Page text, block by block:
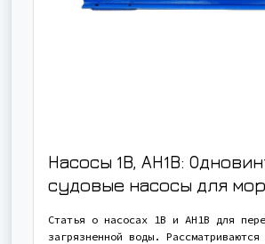
Насосы 1В, АН1В:
судовые насосы для
Статья о насосах 1В и АН1В для
загрязненной воды.